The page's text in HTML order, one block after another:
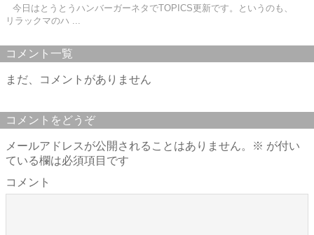
今日はとうとうハンバーガーネタでTOPICS更新です。というのも、
リラックマのハ ...
コメント一覧
まだ、コメントがありません
コメントをどうぞ
メールアドレスが公開されることはありません。 ※ が付い
ている欄は必須項目です
コメント